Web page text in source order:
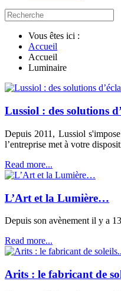
Vous êtes ici :
Accueil
Accueil
Luminaire
Lussiol : des solutions
Depuis 2011, Lussiol
l’entreprise met à votre
Read more...
L’Art et la Lumière…
Depuis son avènement il y a
Read more...
Arits : le fabricant de